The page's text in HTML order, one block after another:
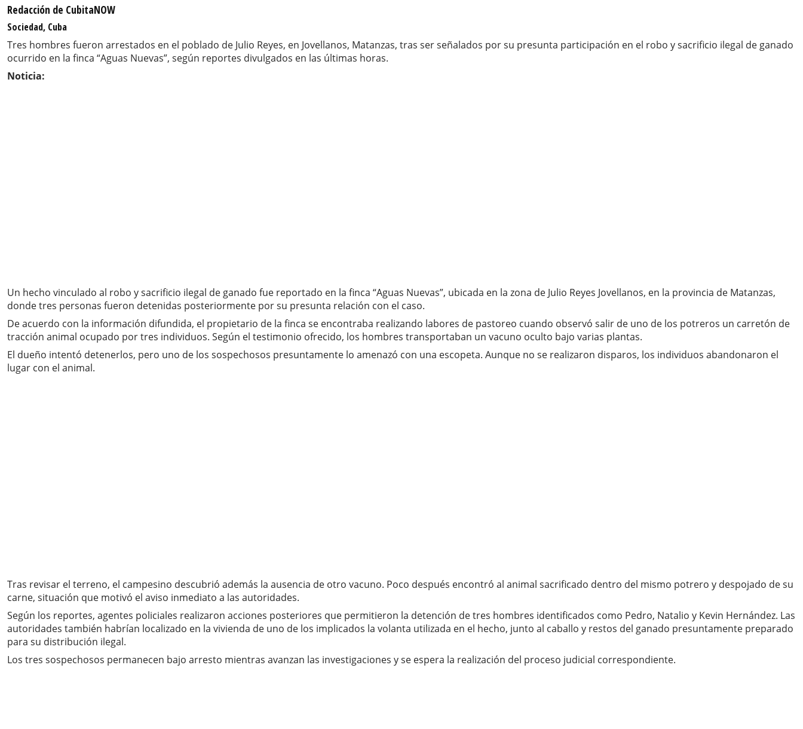
Redacción de CubitaNOW
Sociedad, Cuba
Tres hombres fueron arrestados en el poblado de Julio Reyes, en Jovellanos, Matanzas, tras ser señalados por su presunta participación en el robo y sacrificio ilegal de ganado
ocurrido en la finca “Aguas Nuevas”, según reportes divulgados en las últimas horas.
Noticia:
Un hecho vinculado al robo y sacrificio ilegal de ganado fue reportado en la finca “Aguas Nuevas”, ubicada en la zona de Julio Reyes Jovellanos, en la provincia de Matanzas,
donde tres personas fueron detenidas posteriormente por su presunta relación con el caso.
De acuerdo con la información difundida, el propietario de la finca se encontraba realizando labores de pastoreo cuando observó salir de uno de los potreros un carretón de
tracción animal ocupado por tres individuos. Según el testimonio ofrecido, los hombres transportaban un vacuno oculto bajo varias plantas.
El dueño intentó detenerlos, pero uno de los sospechosos presuntamente lo amenazó con una escopeta. Aunque no se realizaron disparos, los individuos abandonaron el
lugar con el animal.
Tras revisar el terreno, el campesino descubrió además la ausencia de otro vacuno. Poco después encontró al animal sacrificado dentro del mismo potrero y despojado de su
carne, situación que motivó el aviso inmediato a las autoridades.
Según los reportes, agentes policiales realizaron acciones posteriores que permitieron la detención de tres hombres identificados como Pedro, Natalio y Kevin Hernández. Las
autoridades también habrían localizado en la vivienda de uno de los implicados la volanta utilizada en el hecho, junto al caballo y restos del ganado presuntamente preparado
para su distribución ilegal.
Los tres sospechosos permanecen bajo arresto mientras avanzan las investigaciones y se espera la realización del proceso judicial correspondiente.